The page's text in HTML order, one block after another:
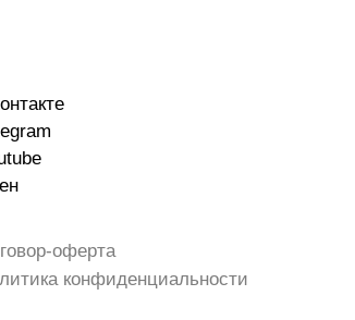
оферта
конфиденциальности